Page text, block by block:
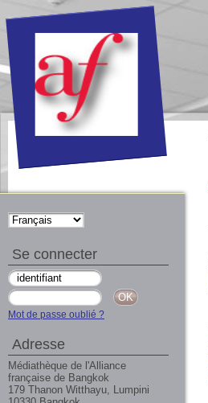
Se connecter
Mot de passe oublié ?
Adresse
Médiathèque de l'Alliance
française de Bangkok
179 Thanon Witthayu, Lumpini